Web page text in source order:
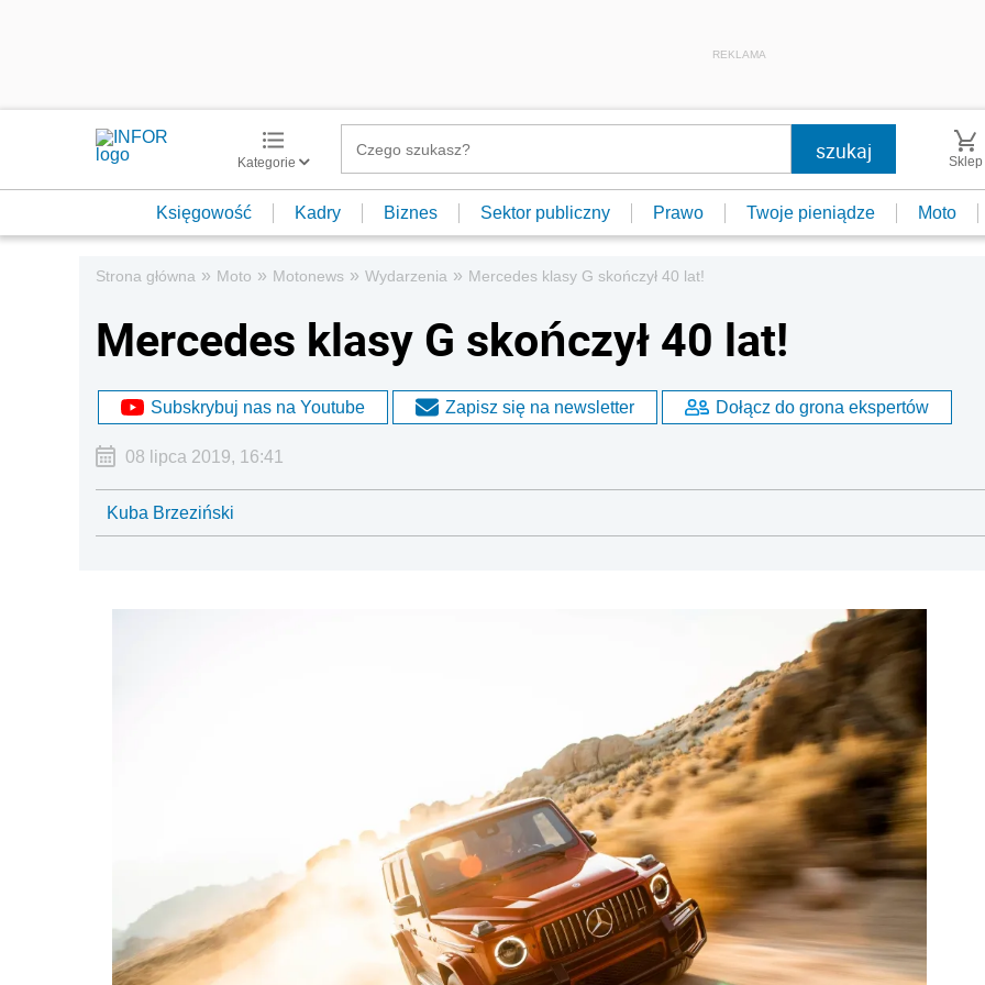
REKLAMA
Kategorie Sklep
Księgowość Kadry Biznes Sektor publiczny Prawo Twoje pieniądze Moto
Strona główna » Moto » Motonews » Wydarzenia » Mercedes klasy G skończył 40 lat!
Mercedes klasy G skończył 40 lat!
Subskrybuj nas na Youtube Zapisz się na newsletter Dołącz do grona ekspertów
08 lipca 2019, 16:41
Kuba Brzeziński